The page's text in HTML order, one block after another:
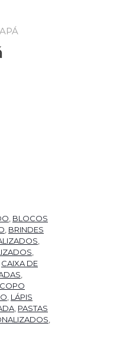
BLOCOS
BRINDES
CAIXA DE
COPO
LÁPIS
PASTAS